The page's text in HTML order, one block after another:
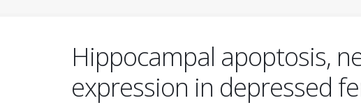
Hippocampal apoptosis,
expression in depressed